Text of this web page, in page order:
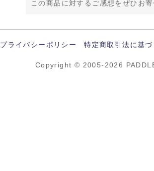
この商品に対するご感想をぜひお
プライバシーポリシー 特定商取引法に基
Copyright © 2005-2026